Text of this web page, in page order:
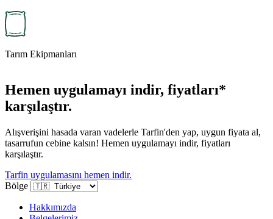
Tarım Ekipmanları
Hemen uygulamayı indir, fiyatları*
karşılaştır.
Alışverişini hasada varan vadelerle Tarfin'den yap, uygun fiyata al,
tasarrufun cebine kalsın! Hemen uygulamayı indir, fiyatları
karşılaştır.
Tarfin uygulamasını hemen indir.
Bölge
Hakkımızda